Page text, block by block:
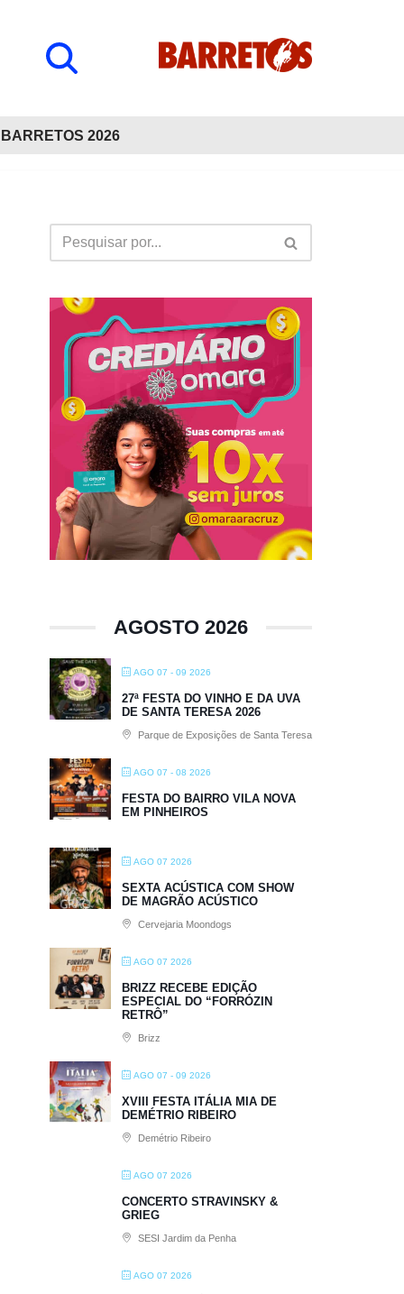
BARRETOS 2026
AGOSTO 2026
AGO 07 - 09 2026
27ª FESTA DO VINHO E DA UVA
DE SANTA TERESA 2026
Parque de Exposições de Santa Teresa
AGO 07 - 08 2026
FESTA DO BAIRRO VILA NOVA
EM PINHEIROS
AGO 07 2026
SEXTA ACÚSTICA COM SHOW
DE MAGRÃO ACÚSTICO
Cervejaria Moondogs
AGO 07 2026
BRIZZ RECEBE EDIÇÃO
ESPECIAL DO “FORRÓZIN
RETRÔ”
Brizz
AGO 07 - 09 2026
XVIII FESTA ITÁLIA MIA DE
DEMÉTRIO RIBEIRO
Demétrio Ribeiro
AGO 07 2026
CONCERTO STRAVINSKY &
GRIEG
SESI Jardim da Penha
AGO 07 2026